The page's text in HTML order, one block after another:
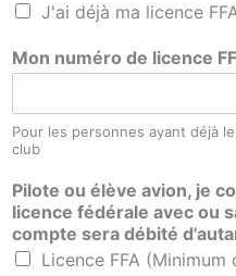
J'ai déjà ma licence
Mon numéro de licence
Pour les personnes ayant déjà
club
Pilote ou élève avion, je
licence fédérale avec ou
compte sera débité
Licence FFA